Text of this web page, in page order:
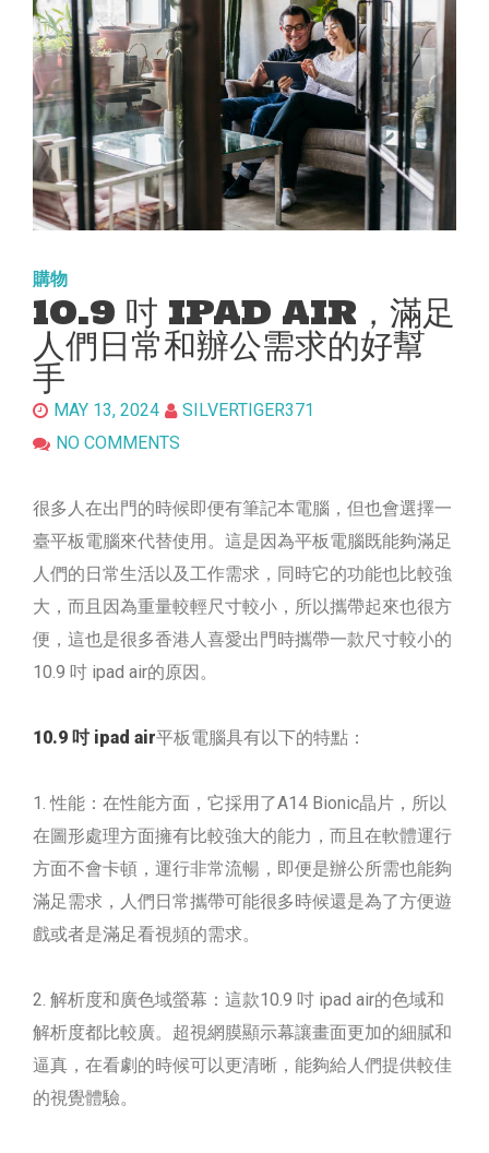
購物
10.9 吋 IPAD AIR，滿足
人們日常和辦公需求的好幫
手
MAY 13, 2024
SILVERTIGER371
NO COMMENTS
很多人在出門的時候即便有筆記本電腦，但也會選擇一
臺平板電腦來代替使用。這是因為平板電腦既能夠滿足
人們的日常生活以及工作需求，同時它的功能也比較強
大，而且因為重量較輕尺寸較小，所以攜帶起來也很方
便，這也是很多香港人喜愛出門時攜帶一款尺寸較小的
10.9 吋 ipad air的原因。
10.9 吋 ipad air平板電腦具有以下的特點：
性能：在性能方面，它採用了A14 Bionic晶片，所以
在圖形處理方面擁有比較強大的能力，而且在軟體運行
方面不會卡頓，運行非常流暢，即便是辦公所需也能夠
滿足需求，人們日常攜帶可能很多時候還是為了方便遊
戲或者是滿足看視頻的需求。
解析度和廣色域螢幕：這款10.9 吋 ipad air的色域和
解析度都比較廣。超視網膜顯示幕讓畫面更加的細膩和
逼真，在看劇的時候可以更清晰，能夠給人們提供較佳
的視覺體驗。